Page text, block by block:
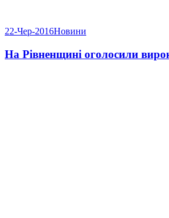
22-Чер-2016Новини
На Рівненщині оголосили